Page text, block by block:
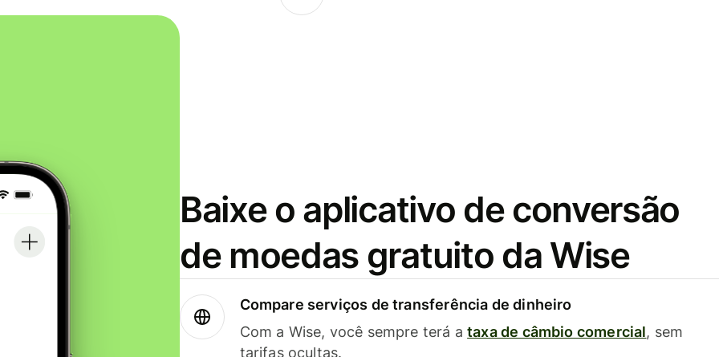
Baixe o aplicativo de conversão
de moedas gratuito da Wise
Compare serviços de transferência de dinheiro
Com a Wise, você sempre terá ataxa de câmbio comercial, sem
tarifas ocultas.